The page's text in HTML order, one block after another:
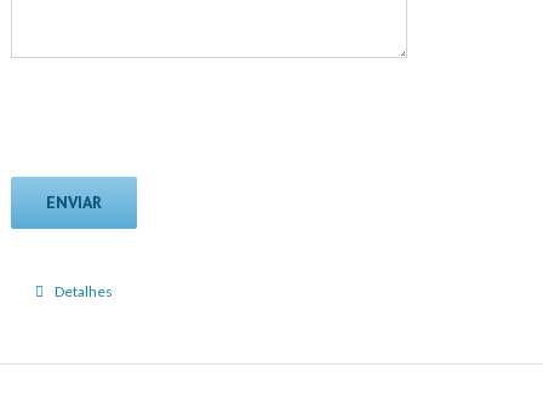
Detalhes